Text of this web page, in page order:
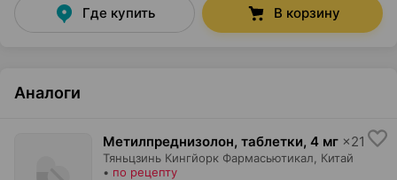
Где купить В корзину
Аналоги
Метилпреднизолон, таблетки, 4 мг ×21
Тяньцзинь Кингйорк Фармасьютикал , Китай
• по рецепту